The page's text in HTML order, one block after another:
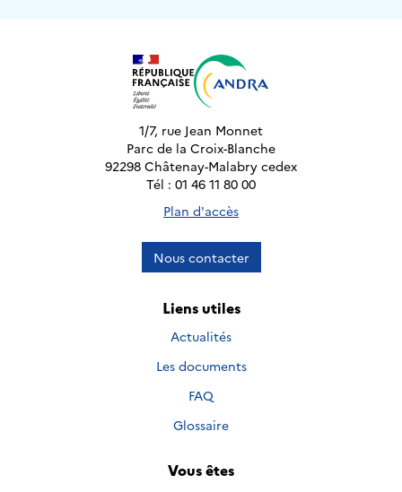
1/7, rue Jean Monnet
Parc de la Croix-Blanche
92298 Châtenay-Malabry cedex
Tél : 01 46 11 80 00
Plan d'accès
Nous contacter
Liens utiles
Actualités
Les documents
FAQ
Glossaire
Vous êtes